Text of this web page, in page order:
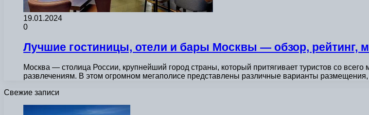
19.01.2024
0
Лучшие гостиницы, отели и бары Москвы — обзор, рейтинг,
Москва — столица России, крупнейший город страны, который притягивает туристов со
развлечениям. В этом огромном мегаполисе представлены различные варианты
Свежие записи